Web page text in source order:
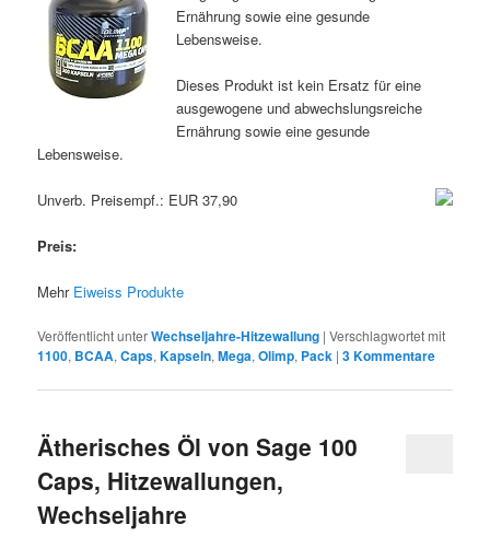
Ernährung sowie eine gesunde
Lebensweise.
Dieses Produkt ist kein Ersatz für eine
ausgewogene und abwechslungsreiche
Ernährung sowie eine gesunde
Lebensweise.
Unverb. Preisempf.: EUR 37,90
Preis:
Mehr Eiweiss Produkte
Veröffentlicht unterWechseljahre-Hitzewallung |Verschlagwortet mit
1100, BCAA,Caps,Kapseln,Mega,Olimp, Pack |3Kommentare
Ätherisches Öl von Sage 100
Caps, Hitzewallungen,
Wechseljahre